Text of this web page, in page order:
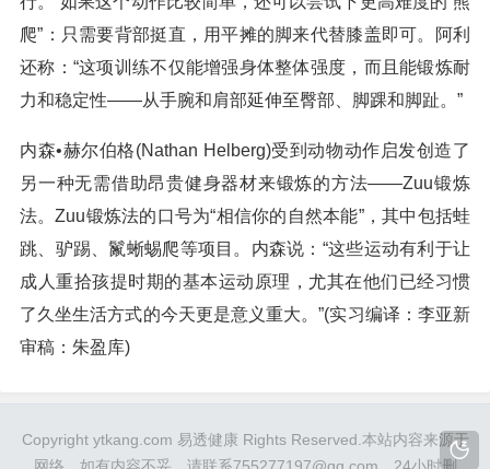
爬”：只需要背部挺直，用平摊的脚来代替膝盖即可。阿利
还称：“这项训练不仅能增强身体整体强度，而且能锻炼耐
力和稳定性——从手腕和肩部延伸至臀部、脚踝和脚趾。”
内森•赫尔伯格(Nathan Helberg)受到动物动作启发创造了
另一种无需借助昂贵健身器材来锻炼的方法——Zuu锻炼
法。Zuu锻炼法的口号为“相信你的自然本能”，其中包括蛙
跳、驴踢、鬣蜥蜴爬等项目。内森说：“这些运动有利于让
成人重拾孩提时期的基本运动原理，尤其在他们已经习惯
了久坐生活方式的今天更是意义重大。”(实习编译：李亚新
审稿：朱盈库)
Copyright ytkang.com 易透健康 Rights Reserved.本站内容来源于